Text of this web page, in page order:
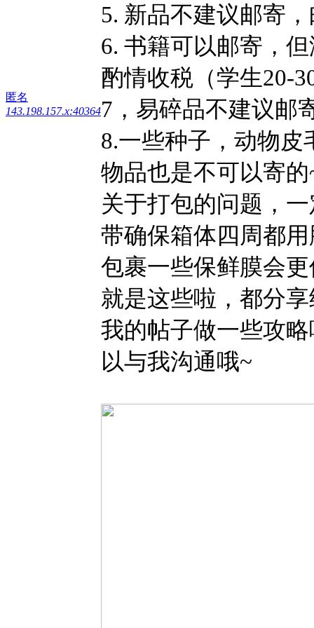
匿名
143.198.157.x:40364
5. 新品不建议邮寄
6. 书籍可以邮寄，
酌情收税（学⽣20-
7，易碎品不建议邮
8.一些种子，动物
物品也是不可以寄的
关于打包的问题，
带确保箱体四周都
包裹一些保鲜膜会
就是这些啦，都分
我的帖子做一些攻
以与我沟通哦~